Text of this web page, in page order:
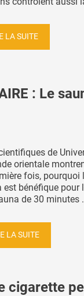
LA SUITE
: Le
de
orientale
fois, pourquoi
est bénéfique pour
de 30 minutes
LA SUITE
cigarette